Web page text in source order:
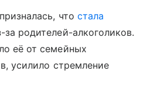
что стала
за родителей-алкоголиков.
её от семейных
усилило стремление